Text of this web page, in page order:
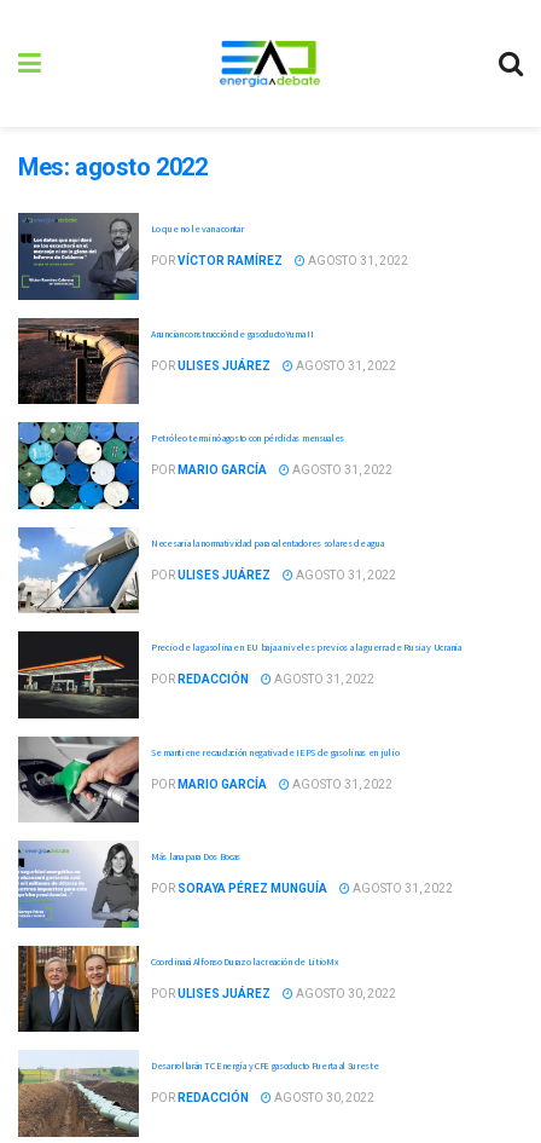
Mes: agosto 2022
Lo que no le van a contar
PORVÍCTOR RAMÍREZ AGOSTO 31, 2022
Anuncian construcción de gasoducto Yuma II
PORULISES JUÁREZ AGOSTO 31, 2022
Petróleo terminó agosto con pérdidas mensuales
POR MARIO GARCÍA AGOSTO 31, 2022
Necesaria la normatividad para calentadores solares de agua
PORULISES JUÁREZ AGOSTO 31, 2022
Precio de la gasolina en EU baja a niveles previos a la guerra de Rusia y Ucrania
POR REDACCIÓN AGOSTO 31, 2022
Se mantiene recaudación negativa de IEPS de gasolinas en julio
POR MARIO GARCÍA AGOSTO 31, 2022
Más lana para Dos Bocas
POR SORAYA PÉREZ MUNGUÍA AGOSTO 31, 2022
Coordinará Alfonso Durazo la creación de LitioMx
PORULISES JUÁREZ AGOSTO 30, 2022
Desarrollarán TC Energía y CFE gasoducto Puerta al Sureste
POR REDACCIÓN AGOSTO 30, 2022